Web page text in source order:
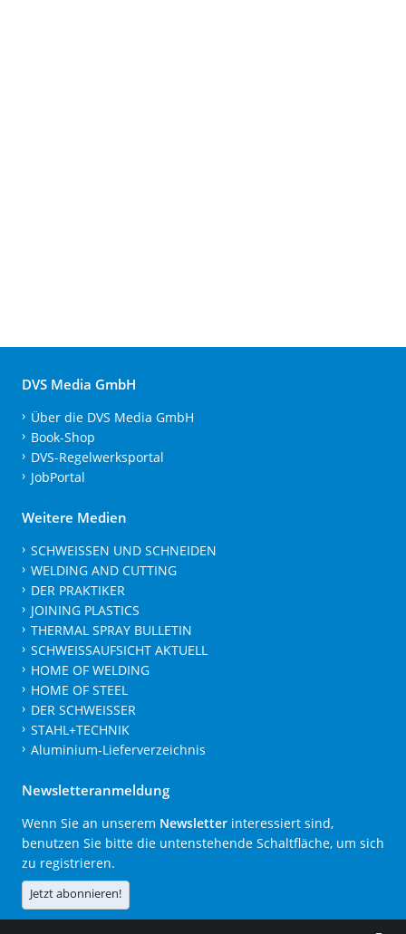
DVS Media GmbH
Über die DVS Media GmbH
Book-Shop
DVS-Regelwerksportal
JobPortal
Weitere Medien
SCHWEISSEN UND SCHNEIDEN
WELDING AND CUTTING
DER PRAKTIKER
JOINING PLASTICS
THERMAL SPRAY BULLETIN
SCHWEISSAUFSICHT AKTUELL
HOME OF WELDING
HOME OF STEEL
DER SCHWEISSER
STAHL+TECHNIK
Aluminium-Lieferverzeichnis
Newsletteranmeldung
Wenn Sie an unserem Newsletter interessiert sind,
benutzen Sie bitte die untenstehende Schaltfläche, um sich
zu registrieren.
Jetzt abonnieren!